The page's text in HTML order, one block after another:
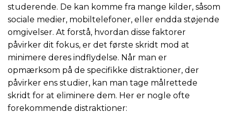
studerende. De kan komme fra mange kilder, såsom
sociale medier, mobiltelefoner, eller endda støjende
omgivelser. At forstå, hvordan disse faktorer
påvirker dit fokus, er det første skridt mod at
minimere deres indflydelse. Når man er
opmærksom på de specifikke distraktioner, der
påvirker ens studier, kan man tage målrettede
skridt for at eliminere dem. Her er nogle ofte
forekommende distraktioner: